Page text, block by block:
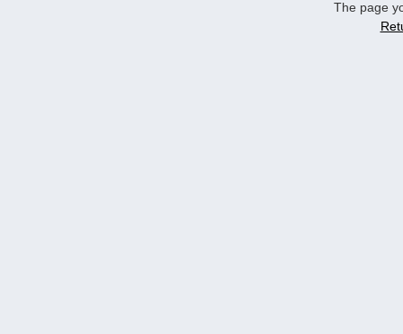
The page